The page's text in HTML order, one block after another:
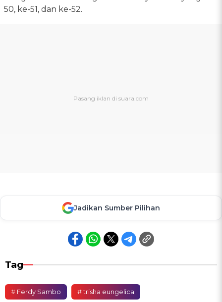
50, ke-51, dan ke-52.
Jadikan Sumber Pilihan
Tag
# Ferdy Sambo # trisha eungelica